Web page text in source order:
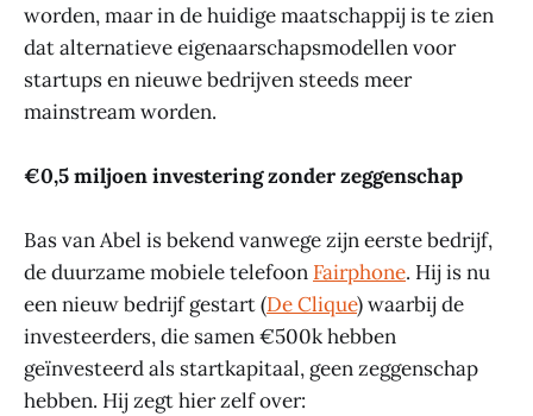
worden, maar in de huidige maatschappij is te zien
dat alternatieve eigenaarschapsmodellen voor
startups en nieuwe bedrijven steeds meer
mainstream worden.
€0,5 miljoen investering zonder zeggenschap
Bas van Abel is bekend vanwege zijn eerste bedrijf,
de duurzame mobiele telefoon Fairphone. Hij is nu
een nieuw bedrijf gestart (De Clique) waarbij de
investeerders, die samen €500k hebben
geïnvesteerd als startkapitaal, geen zeggenschap
hebben. Hij zegt hier zelf over: